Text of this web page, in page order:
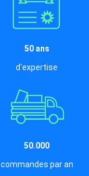
50 ans
d'expertise
50.000
commandes par an